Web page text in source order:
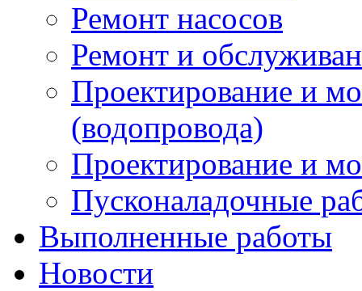
Ремонт насосов
Ремонт и
Проектирование и
(водопровода)
Проектирование и
Пусконаладочные
Выполненные работы
Новости